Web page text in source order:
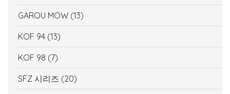
GAROU MOW (13)
KOF 94 (13)
KOF 98 (7)
SFZ 시리즈 (20)